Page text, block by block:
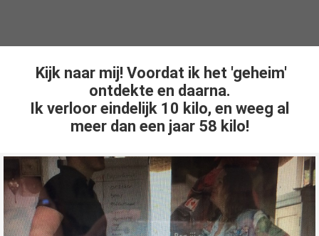
Kijk naar mij! Voordat ik het 'geheim'
ontdekte en daarna.
Ik verloor eindelijk 10 kilo, en weeg al
meer dan een jaar 58 kilo!